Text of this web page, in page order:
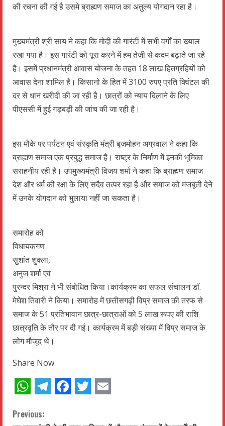
की रचना की गई है उसमे ब्राह्मण समाज का अतुल्य योगदान रहा है।
मुख्यमंत्री श्री साय ने कहा कि मोदी की गारंटी में सभी वर्गों का ख्याल
रखा गया है। इस गारंटी को पूरा करने में हम तेजी से कदम बढ़ाते जा रहे
है। इसमें प्रधानमंत्री आवास योजना के तहत 18 लाख हितग्रहियों को
आवास देना शामिल है। किसानो के हित में 3100 रुपए प्रति क्विंटल की
दर से धान खरीदी की जा रही है। छात्रों को न्याय दिलाने के लिए
पीएससी में हुई गड़बड़ी की जांच की जा रही है।
इस मौके पर पर्यटन एवं संस्कृति मंत्री बृजमोहन अग्रवाल ने कहा कि
ब्राह्मण समाज एक प्रबुद्ध समाज है। राष्ट्र के निर्माण में इनकी भूमिका
सराहनीय रही है। उपमुख्यमंत्री विजय शर्मा ने कहा कि ब्राह्मण समाज
देश और धर्म की रक्षा के लिए सदैव तत्पर रहा है और समाज को मजबूती देने
में उनके योगदान को भुलाया नहीं जा सकता है।
समारोह को
विधायकगण
सुशांत शुक्ला,
अनुज शर्मा एवं
पुरन्दर मिश्रा ने भी संबोधित किया।कार्यक्रम का सफल संचालन डॉ.
मेघेश तिवारी ने किया। समारोह में छत्तीसगढ़ी विप्र समाज की तरफ से
समाज के 51 प्रतिभावान छात्र-छात्राओं को 5 लाख रूपए की राशि
छात्रवृति के तौर पर दी गई। कार्यक्रम में बड़ी संख्या में विप्र समाज के
लोग मौजूद थे।
Share Now
C
Previous: